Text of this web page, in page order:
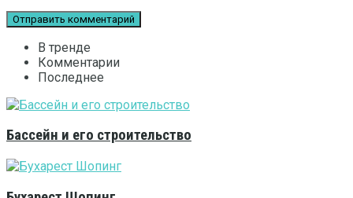
В тренде
Комментарии
Последнее
Бассейн и его строительство